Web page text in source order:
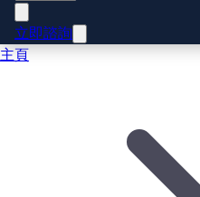
立即諮詢
主頁